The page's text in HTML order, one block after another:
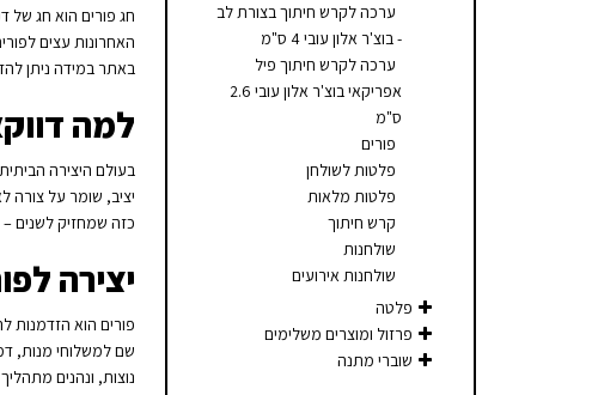
ערכה לקרש חיתוך בצורת לב
- בוצ'ר אלון עובי 4 ס"מ
ערכה לקרש חיתוך פיל
אפריקאי בוצ'ר אלון עובי 2.6
ס"מ
פורים
פלטות לשולחן
פלטות מלאות
קרש חיתוך
שולחנות
שולחנות אירועים
פלטה
פרזול ומוצרים משלימים
שוברי מתנה
חג פורים הוא חג של
האחרונות עצים
באתר במידה ניתן
למה
בעולם היצירה
יציב, שומר על צורה
כזה שמחזיק לשנים –
יצירה
פורים הוא הזדמנות
שם למשלוחי מנות,
נוצות, ונהנים